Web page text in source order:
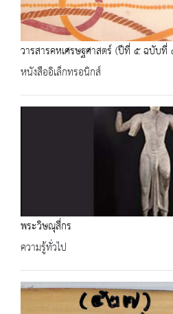
วารสารคหเศรษฐศาสตร์ (ปีที่ ๕ ฉบับ
หนังสืออิเล็กทรอนิกส์
พระวิษณุสี่กร
ความรู้ทั่วไป